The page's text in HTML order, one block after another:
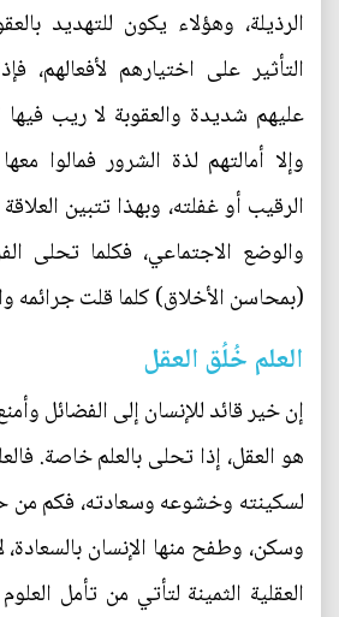
الرذيلة، وهؤلاء يكون للتهديد
التأثير على اختيارهم لأفعالهم،
عليهم شديدة والعقوبة لا ريب
وإلا أمالتهم لذة الشرور فمالوا
الرقيب أو غفلته، وبهذا تتبين
والوضع الاجتماعي، فكلما تحلى
(بمحاسن الأخلاق) كلما قلت جرائمه
العلم خُلُق العقل
إن خير قائد للإنسان إلى الفضائل
هو العقل، إذا تحلى بالعلم خاصة.
لسكينته وخشوعه وسعادته، فكم من
وسكن، وطفح منها الإنسان
العقلية الثمينة لتأتي من تأمل